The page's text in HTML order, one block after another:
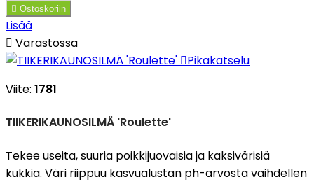
 Ostoskoriin
Lisää
 Varastossa
Pikakatselu
Viite: 1781
TIIKERIKAUNOSILMÄ 'Roulette'
Tekee useita, suuria poikkijuovaisia ja kaksivärisiä
kukkia. Väri riippuu kasvualustan ph-arvosta vaihdellen